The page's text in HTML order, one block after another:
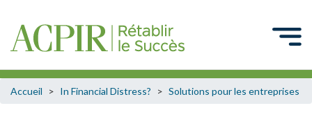
Accueil > In Financial Distress? > Solutions pour les entreprises